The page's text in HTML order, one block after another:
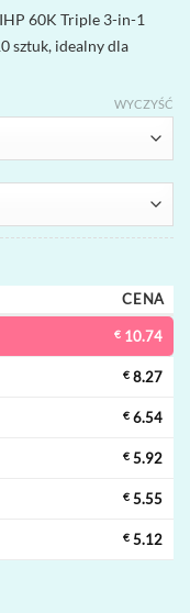
60K Triple 3-in-1
sztuk, idealny dla
WYCZYŚĆ
CENA
€ 10.74
€ 8.27
€ 6.54
€ 5.92
€ 5.55
€ 5.12
| 60000 buchów, 3